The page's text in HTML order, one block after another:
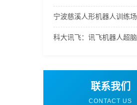
宁波慈溪人形机器人训练
联系我们
CONTACT US